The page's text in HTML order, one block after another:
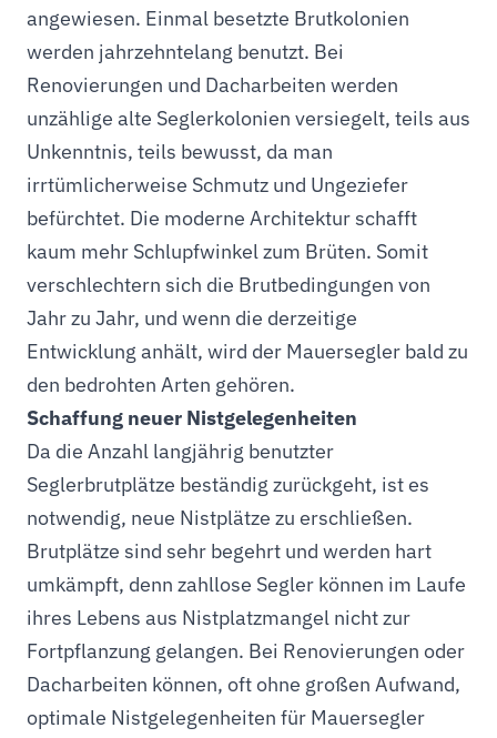
angewiesen. Einmal besetzte Brutkolonien
werden jahrzehntelang benutzt. Bei
Renovierungen und Dacharbeiten werden
unzählige alte Seglerkolonien versiegelt, teils aus
Unkenntnis, teils bewusst, da man
irrtümlicherweise Schmutz und Ungeziefer
befürchtet. Die moderne Architektur schafft
kaum mehr Schlupfwinkel zum Brüten. Somit
verschlechtern sich die Brutbedingungen von
Jahr zu Jahr, und wenn die derzeitige
Entwicklung anhält, wird der Mauersegler bald zu
den bedrohten Arten gehören.
Schaffung neuer Nistgelegenheiten
Da die Anzahl langjährig benutzter
Seglerbrutplätze beständig zurückgeht, ist es
notwendig, neue Nistplätze zu erschließen.
Brutplätze sind sehr begehrt und werden hart
umkämpft, denn zahllose Segler können im Laufe
ihres Lebens aus Nistplatzmangel nicht zur
Fortpflanzung gelangen. Bei Renovierungen oder
Dacharbeiten können, oft ohne großen Aufwand,
optimale Nistgelegenheiten für Mauersegler